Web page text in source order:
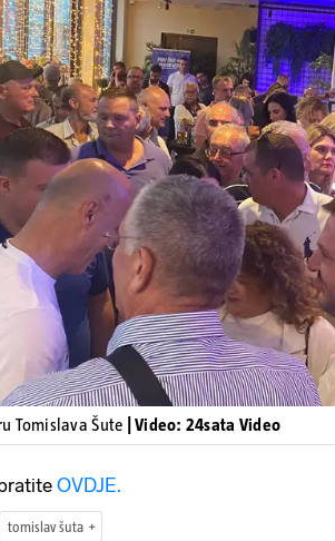
Pokretanje videa...
Tomislava Šute | Video: 24sata Video
OVDJE.
tomislav šuta